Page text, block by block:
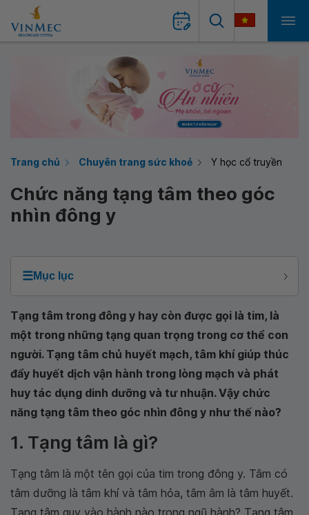
Trang chủ Chuyên trang sức khoẻ Y học cổ truyền
Chức năng tạng tâm theo góc
nhìn đông y
☰Mục lục
Tạng tâm trong đông y hay còn được gọi là tim, là
một trong những tạng quan trọng trong cơ thể con
người. Tạng tâm chủ huyết mạch, tâm khí giúp thúc
đẩy huyết dịch vận hành trong lòng mạch và phát
huy tác dụng dinh dưỡng và tư nhuận. Vậy chức
năng tạng tâm theo góc nhìn đông y như thế nào?
1. Tạng tâm là gì?
Tạng tâm là một tên gọi của tim trong đông y. Tâm có
tâm dưỡng là tâm khí và tâm hỏa, tâm âm là tâm huyết.
Tạng tâm quy vào hành nào trong ngũ hành? Tạng tâm